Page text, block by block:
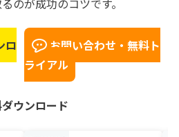
のが成功のコツです。
ロ
お問い合わせ・無料ト
ライアル
ウンロード